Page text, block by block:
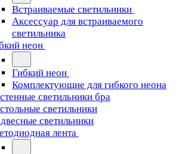
Встраиваемые светильники
Аксессуар для встраиваемого
светильника
неон
Гибкий неон
Комплектующие для гибкого неона
светильники бра
светильники
светильники
лента